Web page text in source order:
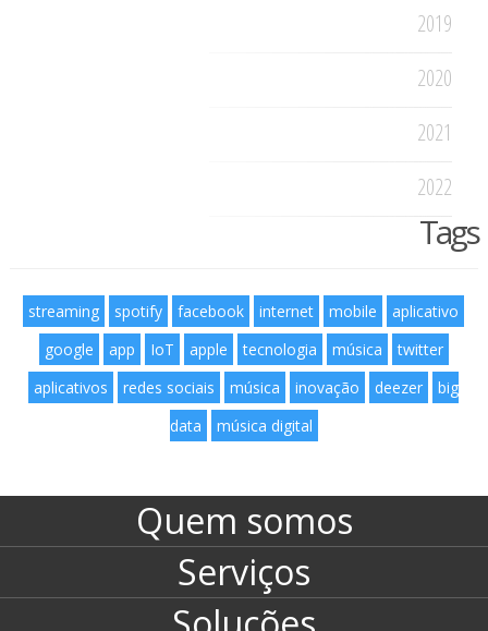
2019
2020
2021
2022
Tags
streaming spotify facebook internet mobile
aplicativo
google
app IoT apple tecnologia música
twitter
aplicativos
redes sociais música inovação deezer
big
data
música digital
Quem somos
Serviços